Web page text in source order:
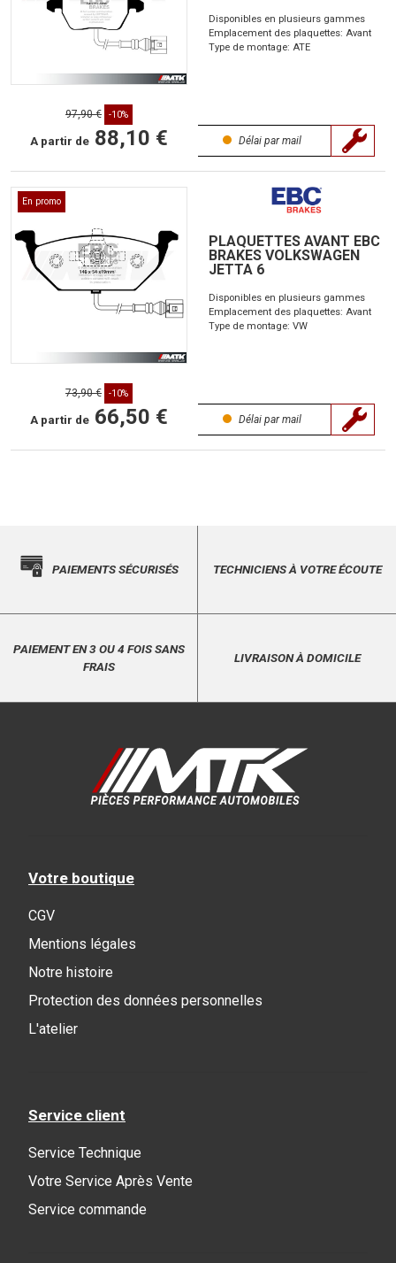
Disponibles en plusieurs gammes
Emplacement des plaquettes: Avant
Type de montage: ATE
97,90 € -10%
A partir de 88,10 € Délai par mail
En promo
PLAQUETTES AVANT EBC
BRAKES VOLKSWAGEN
JETTA 6
Disponibles en plusieurs gammes
Emplacement des plaquettes: Avant
Type de montage: VW
73,90 € -10%
A partir de 66,50 € Délai par mail
PAIEMENTS SÉCURISÉS TECHNICIENS À VOTRE ÉCOUTE
PAIEMENT EN 3 OU 4 FOIS SANS
FRAIS
LIVRAISON À DOMICILE
Votre boutique
CGV
Mentions légales
Notre histoire
Protection des données personnelles
L'atelier
Service client
Service Technique
Votre Service Après Vente
Service commande